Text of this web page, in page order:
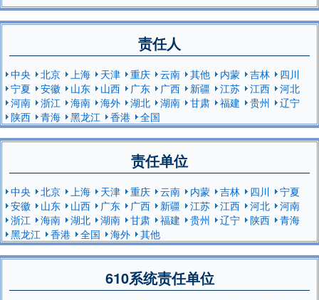
责任人
中央 北京 上海 天津 重庆 云南 其他 内蒙 吉林
四川
宁夏
安徽 山东 山西 广东 广西 新疆 江苏 江西
河北
河南
浙江 海南 海外 湖北 湖南 甘肃 福建 贵州
辽宁
陕西
青海 黑龙江 香港 全国
责任单位
中央 北京 上海 天津 重庆 云南 内蒙 吉林 四川
宁夏
安徽
山东 山西 广东 广西 新疆 江苏 江西 河北
河南
浙江
海南 湖北 湖南 甘肃 福建 贵州 辽宁 陕西
青海
黑龙江
香港 全国 海外 其他
610系统责任单位